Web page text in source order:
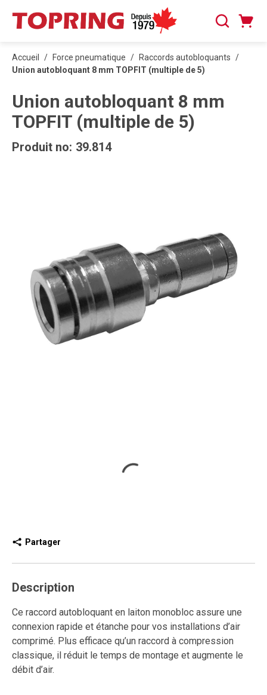
PASSER AU CONTENU PRINCIPAL
Recherche
Accueil / Force pneumatique / Raccords autobloquants /
Union autobloquant 8 mm TOPFIT (multiple de 5)
Union autobloquant 8 mm
TOPFIT (multiple de 5)
Produit no: 39.814
Partager
Description
Ce raccord autobloquant en laiton monobloc assure une
connexion rapide et étanche pour vos installations d’air
comprimé. Plus efficace qu’un raccord à compression
classique, il réduit le temps de montage et augmente le
débit d’air.